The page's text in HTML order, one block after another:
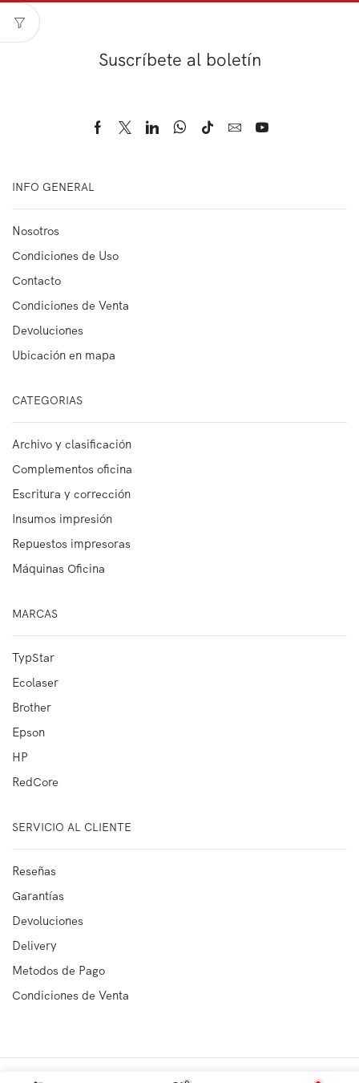
Suscríbete al boletín
INFO GENERAL
Nosotros
Condiciones de Uso
Contacto
Condiciones de Venta
Devoluciones
Ubicación en mapa
CATEGORIAS
Archivo y clasificación
Complementos oficina
Escritura y corrección
Insumos impresión
Repuestos impresoras
Máquinas Oficina
MARCAS
TypStar
Ecolaser
Brother
Epson
HP
RedCore
SERVICIO AL CLIENTE
Reseñas
Garantías
Devoluciones
Delivery
Metodos de Pago
Condiciones de Venta
OFIMARKET SRL Todos los derechos reservados